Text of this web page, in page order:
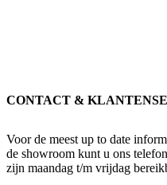
CONTACT &
Voor de meest up to date
de showroom kunt u ons
zijn maandag t/m vrijdag